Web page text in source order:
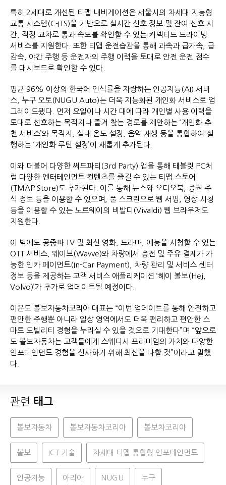
특히 2세대로 개선된 티맵 내비게이션은 서울시의 차세대 지능형
교통 시스템(C-ITS)을 기반으로 실시간 신호 정보 및 잔여 신호 시
간, 적정 교차로 통과 속도를 확인할 수 있는 커넥티드 드라이빙
서비스를 지원한다. 또한 티맵 운전습관을 통해 과속과 급가속, 급
감속, 야간 주행 등 운전자의 주행 이력을 토대로 안전 운전 점수
를 대시보드로 확인할 수 있다.
평균 96% 이상의 한국어 인식률을 자랑하는 인공지능(AI) 서비
스, 누구 오토(NUGU Auto)는 더욱 지능화된 개인화 서비스로 업
그레이드됐다. 먼저 요일이나 시간 대에 따라 개인별 사용 이력을
토대로 선호하는 목적지나 즐겨 찾는 경로를 제안하는 ‘개인화 추
천 서비스’와 목적지, 실내 온도 설정, 음악 재생 등을 통합하여 실
행하는 ‘개인화 루틴 설정’이 새롭게 추가된다.
이와 더불어 다양한 써드파티(3rd Party) 앱을 통해 태블릿 PC처
럼 다양한 엔터테인먼트 컨텐츠를 즐길 수 있는 티맵 스토어
(TMAP Store)도 추가된다. 이를 통해 뉴스와 오디오북, 증권 주
식 정보 등을 이용할 수 있으며, 풀 스크린으로 웹 서핑, 영상 시청
등을 이용할 수 있는 노르웨이의 비발디(Vivaldi) 웹 브라우저도
지원한다.
이 밖에도 공중파 TV 및 최신 영화, 드라마, 예능을 시청할 수 있는
OTT 서비스, 웨이브(Wavve)와 차량에서 충전 및 주유 결제가 가
능한 인카 페이먼트(In-Car Payment), 차량 관리 및 서비스 센터
정보 등을 제공하는 고객 서비스 애플리케이션 ‘헤이 볼보(Hej,
Volvo)’가 추가로 업데이트될 예정이다.
이윤모 볼보자동차코리아 대표는 “이번 업데이트를 통해 안전하고
편안한 주행뿐 아니라 일상 영역에서도 더욱 편리하고 편안한 스
마트 모빌리티 경험을 누리실 수 있을 것으로 기대한다”며 “앞으로
도 볼보자동차는 고객들에게 스웨디시 프리미엄의 가치와 다양한
인포테인먼트 경험을 선사하기 위해 최선을 다할 것”이라고 말했
다.
관련 태그
볼보자동차 볼보자동차코리아 볼보차코리아
볼보 ICT 기술 차세대 티맵 통합형 인포테인먼트
인공지능 아리아 NUGU 누구